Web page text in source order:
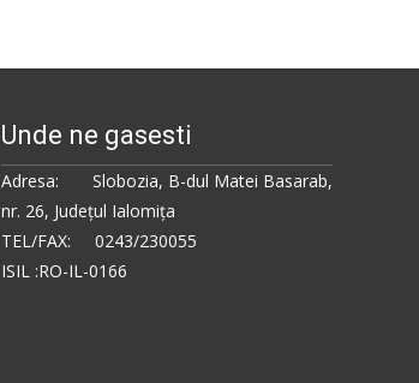
Unde ne gasesti
Adresa: Slobozia, B-dul Matei Basarab,
nr. 26, Judeţul Ialomiţa
TEL/FAX: 0243/230055
ISIL :RO-IL-0166